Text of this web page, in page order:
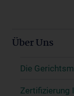
Über Uns
Die
Zertifizierung